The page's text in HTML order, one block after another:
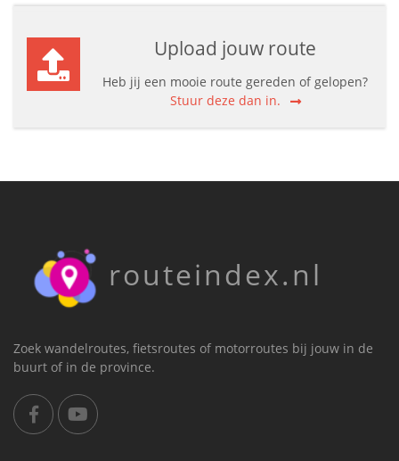
Upload jouw route
Heb jij een mooie route gereden of gelopen?
Stuur deze dan in.
routeindex.nl
Zoek wandelroutes, fietsroutes of motorroutes bij jouw in de
buurt of in de province.